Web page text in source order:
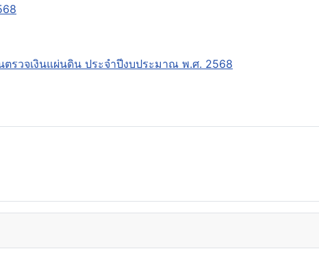
รวจเงินแผ่นดิน ประจำปีงบประมาณ พ.ศ. 2568